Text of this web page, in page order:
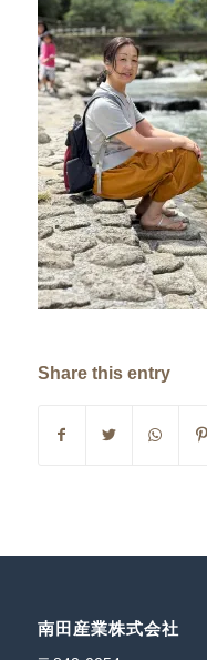
Share this entry
南田産業株式会社